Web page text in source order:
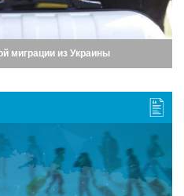
миграции из Украины